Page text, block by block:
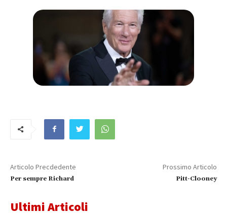
Articolo Precdedente
Per sempre Richard
Prossimo Articolo
Pitt-Clooney
Ultimi Articoli